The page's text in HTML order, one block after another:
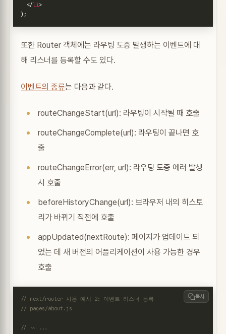
</li >
);
또한 Router 객체에는 라우팅 도중 발생하는 이벤트에 대
해 리스너를 등록할 수도 있다.
이벤트의 종류는 다음과 같다.
routeChangeStart(url): 라우팅이 시작될 때 호출
routeChangeComplete(url): 라우팅이 끝나면 호
출
routeChangeError(err, url): 라우팅 도중 에러 발생
시 호출
beforeHistoryChange(url): 브라우저 내의 히스토
리가 바뀌기 직전에 호출
appUpdated(nextRoute): 페이지가 업데이트 되
었는 데 새 버전의 어플리케이션이 사용 가능한 경우
호출
복사